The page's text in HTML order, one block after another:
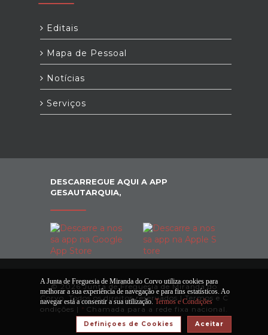
Editais
Mapa de Pessoal
Notícias
Serviços
DESCARREGUE AQUI A APP
GESAUTARQUIA,
© 2026 Junta de Freguesia de Miranda do
Corvo. Todos os direitos reservados |Termos e C
ondições | * Chamada para a rede fixa nacional.
A Junta de Freguesia de Miranda do Corvo utiliza cookies para
melhorar a sua experiência de navegação e para fins estatísticos. Ao
navegar está a consentir a sua utilização. Termos e Condições
Aceitar
Definiçoes de Cookies